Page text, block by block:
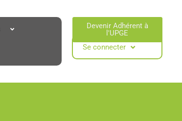
Devenir Adhérent à
l'UPGE​
Se connecter